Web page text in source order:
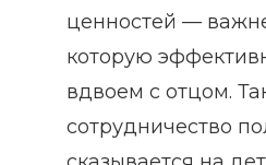
ценностей —
которую
вдвоем с отцом.
сотрудничество